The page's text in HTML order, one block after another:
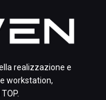
realizzazione e
workstation,